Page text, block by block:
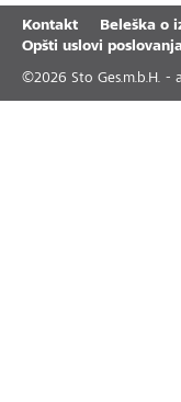
Kontakt Beleška o
Opšti uslovi
©2026 Sto Ges.m.b.H. -